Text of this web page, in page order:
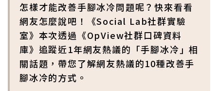
怎樣才能改善手腳冰冷問題呢？快來看看
網友怎麼說吧！《Social Lab社群實驗
室》本次透過《OpView社群口碑資料
庫》追蹤近1年網友熱議的「手腳冰冷」相
關話題，帶您了解網友熱議的10種改善手
腳冰冷的方式。